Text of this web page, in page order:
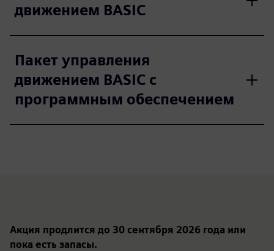
движением BASIC
Пакет управления
движением BASIC с
программным обеспечением
Акция продлится до 30 сентября 2026 года или
пока есть запасы.